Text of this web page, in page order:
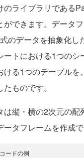
ライブラリである
ができます。データ
のデータを抽象化し
ートにおける1つのシ
ける1つのテーブルを
ものです。
縦・横の2次元の配
タフレームを作成で
ードの例